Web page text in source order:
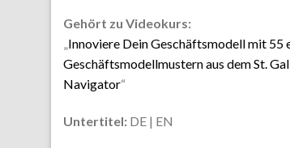
Gehört zu Videokurs:
„Innoviere Dein Geschäftsmodell mit
Geschäftsmodellmustern aus dem St.
Navigator“
Untertitel: DE | EN